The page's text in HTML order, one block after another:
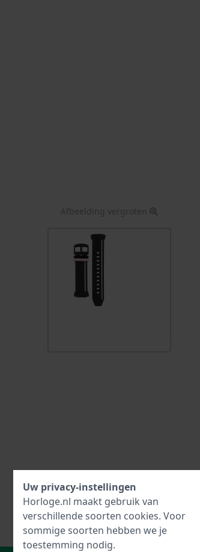
Afbeelding vergroten
Uw privacy-instellingen
Horloge.nl maakt gebruik van
verschillende soorten cookies. Voor
sommige soorten hebben we je
toestemming nodig.